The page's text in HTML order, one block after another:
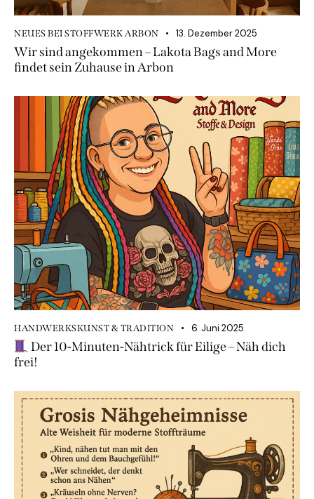
NEUES BEI STOFFWERK ARBON 13. Dezember 2025
Wir sind angekommen – Lakota Bags and More
findet sein Zuhause in Arbon
HANDWERKSKUNST & TRADITION 6. Juni 2025
Der 10-Minuten-Nähtrick für Eilige – Näh dich
frei!